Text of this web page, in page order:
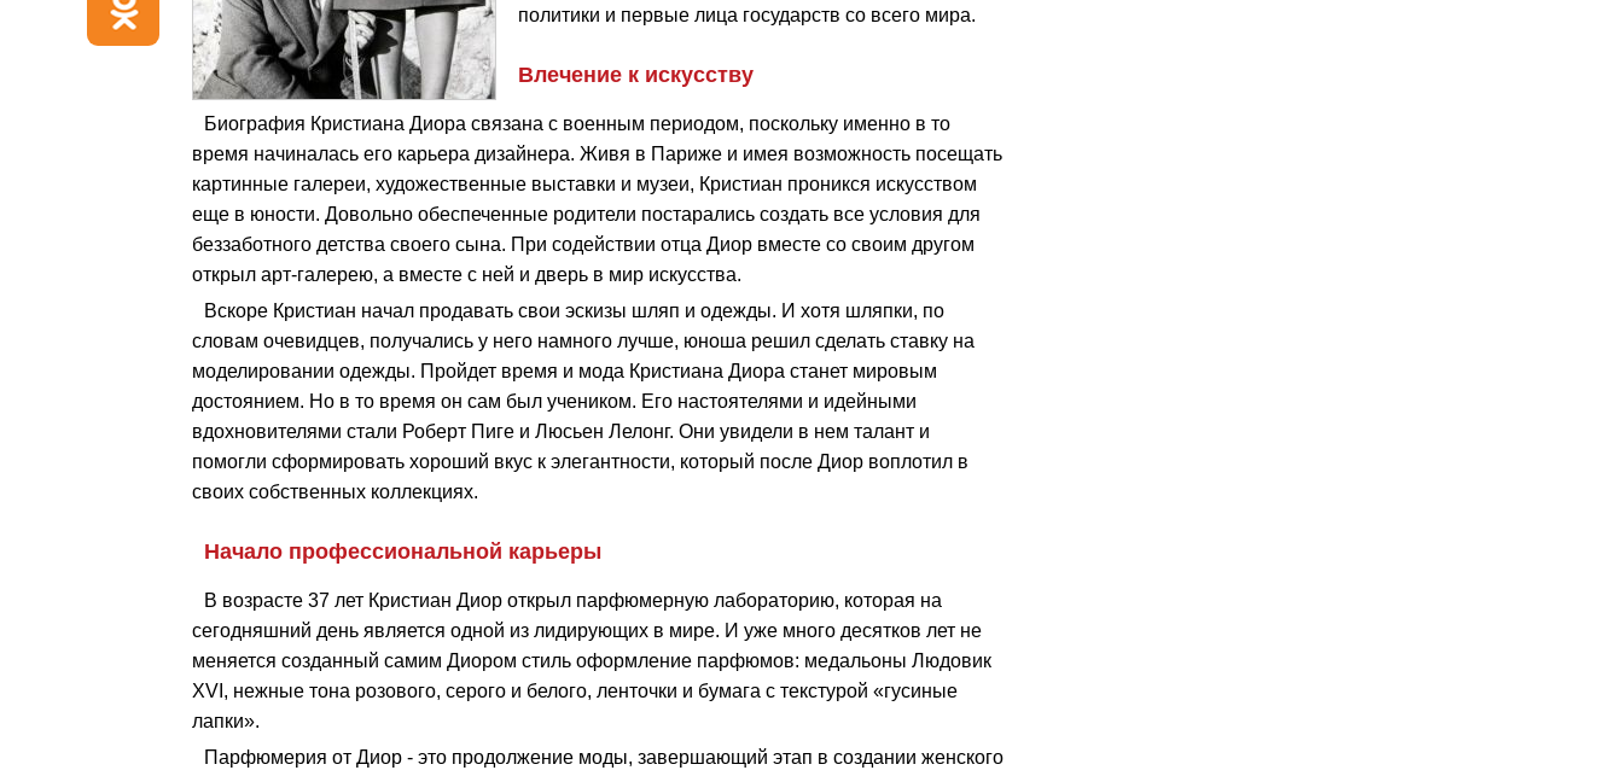
политики и первые лица государств со всего мира.
Влечение к искусству
Биография Кристиана Диора связана с военным периодом, поскольку именно в то
время начиналась его карьера дизайнера. Живя в Париже и имея возможность посещать
картинные галереи, художественные выставки и музеи, Кристиан проникся искусством
еще в юности. Довольно обеспеченные родители постарались создать все условия для
беззаботного детства своего сына. При содействии отца Диор вместе со своим другом
открыл арт-галерею, а вместе с ней и дверь в мир искусства.
Вскоре Кристиан начал продавать свои эскизы шляп и одежды. И хотя шляпки, по
словам очевидцев, получались у него намного лучше, юноша решил сделать ставку на
моделировании одежды. Пройдет время и мода Кристиана Диора станет мировым
достоянием. Но в то время он сам был учеником. Его настоятелями и идейными
вдохновителями стали Роберт Пиге и Люсьен Лелонг. Они увидели в нем талант и
помогли сформировать хороший вкус к элегантности, который после Диор воплотил в
своих собственных коллекциях.
Начало профессиональной карьеры
В возрасте 37 лет Кристиан Диор открыл парфюмерную лабораторию, которая на
сегодняшний день является одной из лидирующих в мире. И уже много десятков лет не
меняется созданный самим Диором стиль оформление парфюмов: медальоны Людовик
XVI, нежные тона розового, серого и белого, ленточки и бумага с текстурой «гусиные
лапки».
Парфюмерия от Диор - это продолжение моды, завершающий этап в создании женского